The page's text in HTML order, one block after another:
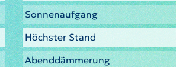
Sonnenaufgang
Höchster Stand
Abenddämmerung